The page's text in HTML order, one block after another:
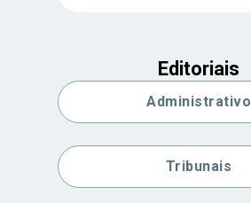
Editoriais
Administrativo
Tribunais